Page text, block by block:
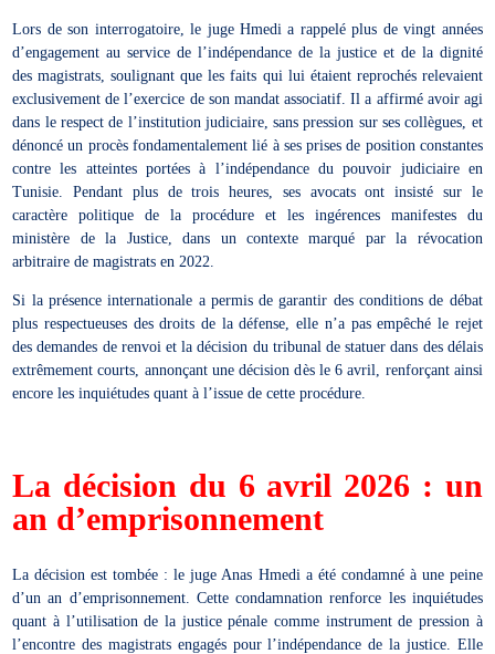
Lors de son interrogatoire, le juge Hmedi a rappelé plus de vingt années
d’engagement au service de l’indépendance de la justice et de la dignité
des magistrats, soulignant que les faits qui lui étaient reprochés relevaient
exclusivement de l’exercice de son mandat associatif. Il a affirmé avoir agi
dans le respect de l’institution judiciaire, sans pression sur ses collègues, et
dénoncé un procès fondamentalement lié à ses prises de position constantes
contre les atteintes portées à l’indépendance du pouvoir judiciaire en
Tunisie. Pendant plus de trois heures, ses avocats ont insisté sur le
caractère politique de la procédure et les ingérences manifestes du
ministère de la Justice, dans un contexte marqué par la révocation
arbitraire de magistrats en 2022.
Si la présence internationale a permis de garantir des conditions de débat
plus respectueuses des droits de la défense, elle n’a pas empêché le rejet
des demandes de renvoi et la décision du tribunal de statuer dans des délais
extrêmement courts, annonçant une décision dès le 6 avril, renforçant ainsi
encore les inquiétudes quant à l’issue de cette procédure.
La décision du 6 avril 2026 : un
an d’emprisonnement
La décision est tombée : le juge Anas Hmedi a été condamné à une peine
d’un an d’emprisonnement. Cette condamnation renforce les inquiétudes
quant à l’utilisation de la justice pénale comme instrument de pression à
l’encontre des magistrats engagés pour l’indépendance de la justice. Elle